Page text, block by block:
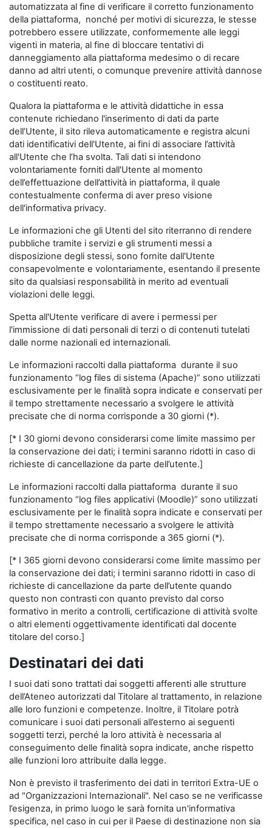
automatizzata al fine di verificare il corretto funzionamento
della piattaforma, nonché per motivi di sicurezza, le stesse
potrebbero essere utilizzate, conformemente alle leggi
vigenti in materia, al fine di bloccare tentativi di
danneggiamento alla piattaforma medesimo o di recare
danno ad altri utenti, o comunque prevenire attività dannose
o costituenti reato.
Qualora la piattaforma e le attività didattiche in essa
contenute richiedano l'inserimento di dati da parte
dell’Utente, il sito rileva automaticamente e registra alcuni
dati identificativi dell'Utente, ai fini di associare l’attività
all'Utente che l’ha svolta. Tali dati si intendono
volontariamente forniti dall'Utente al momento
dell’effettuazione dell’attività in piattaforma, il quale
contestualmente conferma di aver preso visione
dell'informativa privacy.
Le informazioni che gli Utenti del sito riterranno di rendere
pubbliche tramite i servizi e gli strumenti messi a
disposizione degli stessi, sono fornite dall'Utente
consapevolmente e volontariamente, esentando il presente
sito da qualsiasi responsabilità in merito ad eventuali
violazioni delle leggi.
Spetta all'Utente verificare di avere i permessi per
l'immissione di dati personali di terzi o di contenuti tutelati
dalle norme nazionali ed internazionali.
Le informazioni raccolti dalla piattaforma durante il suo
funzionamento “log files di sistema (Apache)” sono utilizzati
esclusivamente per le finalità sopra indicate e conservati per
il tempo strettamente necessario a svolgere le attività
precisate che di norma corrisponde a 30 giorni (*).
[* I 30 giorni devono considerarsi come limite massimo per
la conservazione dei dati; i termini saranno ridotti in caso di
richieste di cancellazione da parte dell’utente.]
Le informazioni raccolti dalla piattaforma durante il suo
funzionamento “log files applicativi (Moodle)” sono utilizzati
esclusivamente per le finalità sopra indicate e conservati per
il tempo strettamente necessario a svolgere le attività
precisate che di norma corrisponde a 365 giorni (*).
[* I 365 giorni devono considerarsi come limite massimo per
la conservazione dei dati; i termini saranno ridotti in caso di
richieste di cancellazione da parte dell’utente quando
questo non contrasti con quanto previsto dal corso
formativo in merito a controlli, certificazione di attività svolte
o altri elementi oggettivamente identificati dal docente
titolare del corso.]
Destinatari dei dati
I suoi dati sono trattati dai soggetti afferenti alle strutture
dell’Ateneo autorizzati dal Titolare al trattamento, in relazione
alle loro funzioni e competenze. Inoltre, il Titolare potrà
comunicare i suoi dati personali all’esterno ai seguenti
soggetti terzi, perché la loro attività è necessaria al
conseguimento delle finalità sopra indicate, anche rispetto
alle funzioni loro attribuite dalla legge.
Non è previsto il trasferimento dei dati in territori Extra-UE o
ad "Organizzazioni Internazionali". Nel caso se ne verificasse
l’esigenza, in primo luogo le sarà fornita un'informativa
specifica, nel caso in cui per il Paese di destinazione non sia